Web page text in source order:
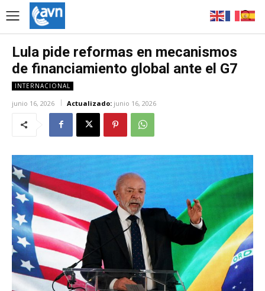
Lula pide reformas en mecanismos
de financiamiento global ante el G7
INTERNACIONAL
junio 16, 2026 Actualizado: junio 16, 2026